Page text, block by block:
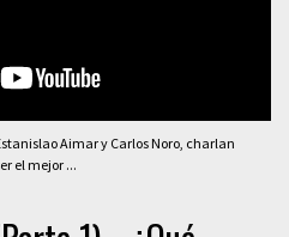
Aimar y Carlos Noro, charlan
el mejor ...